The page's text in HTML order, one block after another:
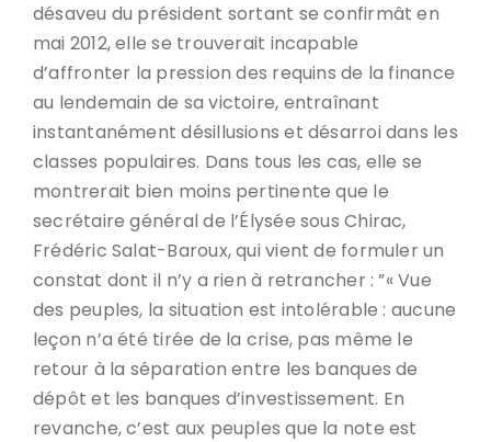
désaveu du président sortant se confirmât en
mai 2012, elle se trouverait incapable
d’affronter la pression des requins de la finance
au lendemain de sa victoire, entraînant
instantanément désillusions et désarroi dans les
classes populaires. Dans tous les cas, elle se
montrerait bien moins pertinente que le
secrétaire général de l’Élysée sous Chirac,
Frédéric Salat-Baroux, qui vient de formuler un
constat dont il n’y a rien à retrancher : ”« Vue
des peuples, la situation est intolérable : aucune
leçon n’a été tirée de la crise, pas même le
retour à la séparation entre les banques de
dépôt et les banques d’investissement. En
revanche, c’est aux peuples que la note est